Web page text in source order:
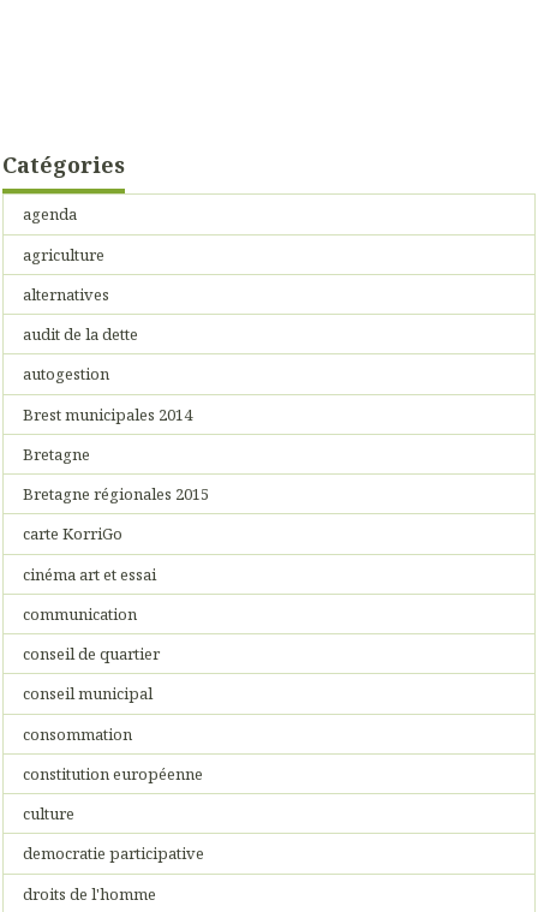
Catégories
agenda
agriculture
alternatives
audit de la dette
autogestion
Brest municipales 2014
Bretagne
Bretagne régionales 2015
carte KorriGo
cinéma art et essai
communication
conseil de quartier
conseil municipal
consommation
constitution européenne
culture
democratie participative
droits de l'homme